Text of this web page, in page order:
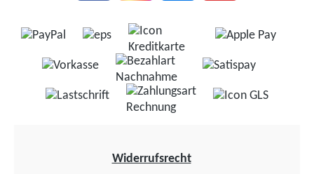
Widerrufsrecht